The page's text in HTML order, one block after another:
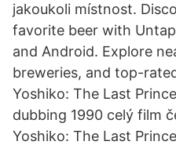
jakoukoli místnost.
favorite beer with
and Android. Explore
breweries, and top-
Yoshiko: The Last
dubbing 1990 celý film
Yoshiko: The Last